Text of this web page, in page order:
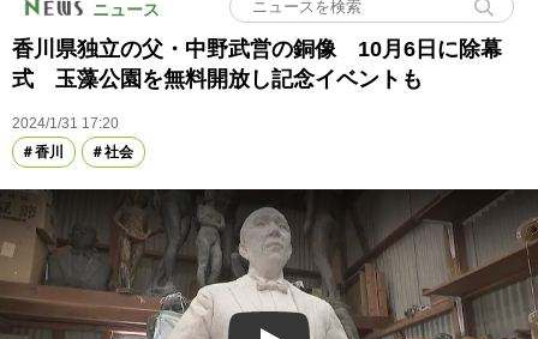
ニュース
香川県独立の父・中野武営の銅像 10月6日に除幕
式 玉藻公園を無料開放し記念イベントも
2024/1/31 17:20
香川
社会